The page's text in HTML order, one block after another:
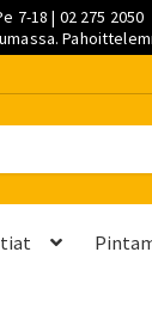
7-18 | 02 275 2050